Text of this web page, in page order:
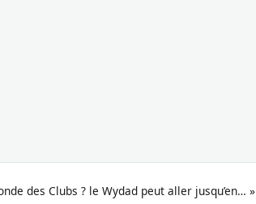
des Clubs ? le Wydad peut aller jusqu’en… »